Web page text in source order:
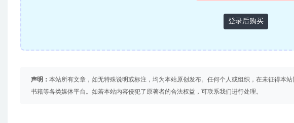
登录后购买
声明： 本站所有文章，如无特殊说明或标注，均为本站原创发布。任何个人或组织，在未征得本
书籍等各类媒体平台。如若本站内容侵犯了原著者的合法权益，可联系我们进行处理。